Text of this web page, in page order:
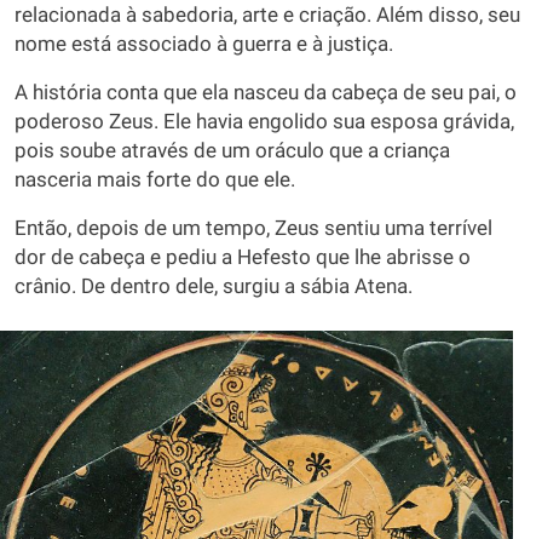
relacionada à sabedoria, arte e criação. Além disso, seu
nome está associado à guerra e à justiça.
A história conta que ela nasceu da cabeça de seu pai, o
poderoso Zeus. Ele havia engolido sua esposa grávida,
pois soube através de um oráculo que a criança
nasceria mais forte do que ele.
Então, depois de um tempo, Zeus sentiu uma terrível
dor de cabeça e pediu a Hefesto que lhe abrisse o
crânio. De dentro dele, surgiu a sábia Atena.